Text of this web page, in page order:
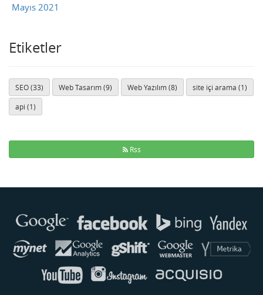
Mayıs 2021
Etiketler
SEO (33) Web Tasarım (9) Web Yazılım (8) site içi arama (1)
api (1)
Rss
Genellikle anında yanıt verir